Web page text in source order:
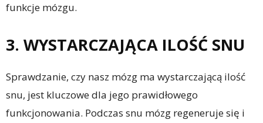
funkcje mózgu.
3. WYSTARCZAJĄCA ILOŚĆ SNU
Sprawdzanie, czy nasz mózg ma wystarczającą ilość
snu, jest kluczowe dla jego prawidłowego
funkcjonowania. Podczas snu mózg regeneruje się i